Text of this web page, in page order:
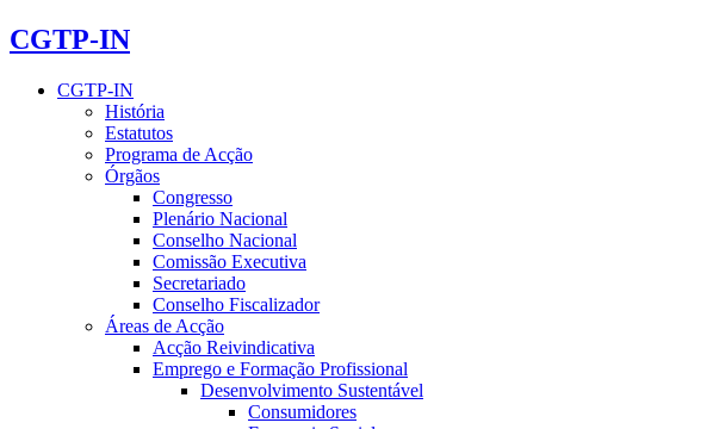
CGTP-IN
CGTP-IN
História
Estatutos
Programa de Acção
Órgãos
Congresso
Plenário Nacional
Conselho Nacional
Comissão Executiva
Secretariado
Conselho Fiscalizador
Áreas de Acção
Acção Reivindicativa
Emprego e Formação Profissional
Desenvolvimento Sustentável
Consumidores